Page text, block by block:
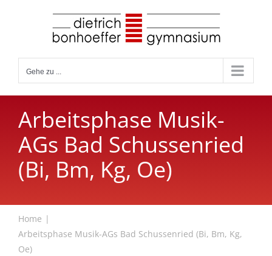
Gehe zu ...
Arbeitsphase Musik-
AGs Bad Schussenried
(Bi, Bm, Kg, Oe)
Home
Arbeitsphase Musik-AGs Bad Schussenried (Bi, Bm, Kg,
Oe)